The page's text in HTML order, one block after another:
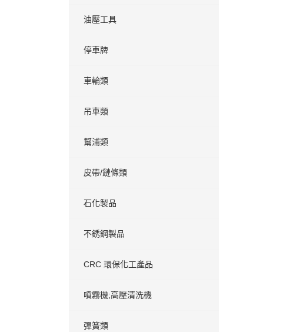
油壓工具
停車牌
車輪類
吊車類
幫浦類
皮帶/鏈條類
石化製品
不銹鋼製品
CRC 環保化工產品
噴霧機;高壓清洗機
彈簧類